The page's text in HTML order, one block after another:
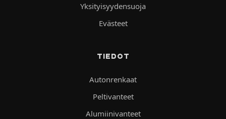
Yksityisyydensuoja
Evästeet
TIEDOT
Autonrenkaat
Peltivanteet
Alumiinivanteet